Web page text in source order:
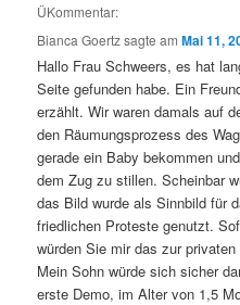
ÜKommentar:
Bianca Goertzsagte amMai 11,
Hallo Frau Schweers, es hat
Seite gefunden habe. Ein
erzählt. Wir waren damals auf
den Räumungsprozess des
gerade ein Baby bekommen
dem Zug zu stillen. Scheinbar
das Bild wurde als Sinnbild für
friedlichen Proteste genutzt.
würden Sie mir das zur
Mein Sohn würde sich sicher
erste Demo, im Alter von 1,5